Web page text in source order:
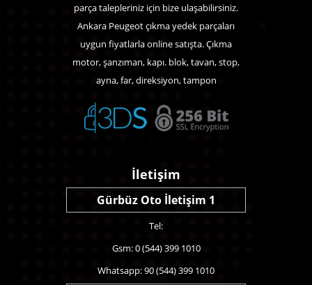
parça talepleriniz için bize ulaşabilirsiniz.
Ankara Peugeot çıkma yedek parçaları
uygun fiyatlarla online satışta. Çıkma
motor, şanzıman, kapı. blok, tavan, stop,
ayna, far, direksiyon, tampon
İletişim
Gürbüz Oto İletişim 1
Tel:
Gsm: 0 (544) 399 1010
Whatsapp: 90 (544) 399 1010